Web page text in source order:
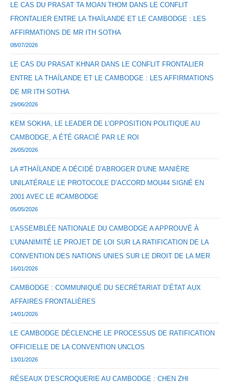
LE CAS DU PRASAT TA MOAN THOM DANS LE CONFLIT
FRONTALIER ENTRE LA THAÏLANDE ET LE CAMBODGE : LES
AFFIRMATIONS DE MR ITH SOTHA
08/07/2026
LE CAS DU PRASAT KHNAR DANS LE CONFLIT FRONTALIER
ENTRE LA THAÏLANDE ET LE CAMBODGE : LES AFFIRMATIONS
DE MR ITH SOTHA
29/06/2026
KEM SOKHA, LE LEADER DE L’OPPOSITION POLITIQUE AU
CAMBODGE, A ÉTÉ GRACIÉ PAR LE ROI
26/05/2026
LA #THAÏLANDE A DÉCIDÉ D’ABROGER D’UNE MANIÈRE
UNILATÉRALE LE PROTOCOLE D’ACCORD MOU44 SIGNÉ EN
2001 AVEC LE #CAMBODGE
05/05/2026
L’ASSEMBLÉE NATIONALE DU CAMBODGE A APPROUVÉ À
L’UNANIMITÉ LE PROJET DE LOI SUR LA RATIFICATION DE LA
CONVENTION DES NATIONS UNIES SUR LE DROIT DE LA MER
16/01/2026
CAMBODGE : COMMUNIQUÉ DU SECRÉTARIAT D’ÉTAT AUX
AFFAIRES FRONTALIÈRES
14/01/2026
LE CAMBODGE DÉCLENCHE LE PROCESSUS DE RATIFICATION
OFFICIELLE DE LA CONVENTION UNCLOS
13/01/2026
RÉSEAUX D’ESCROQUERIE AU CAMBODGE : CHEN ZHI